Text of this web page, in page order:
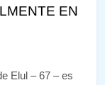
EN
Elul – 67 – es